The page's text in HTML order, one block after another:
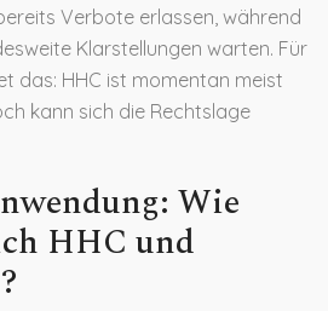
Verbote erlassen, während
Klarstellungen warten. Für
das: HHC ist momentan meist
kann sich die Rechtslage
Wie
HHC und